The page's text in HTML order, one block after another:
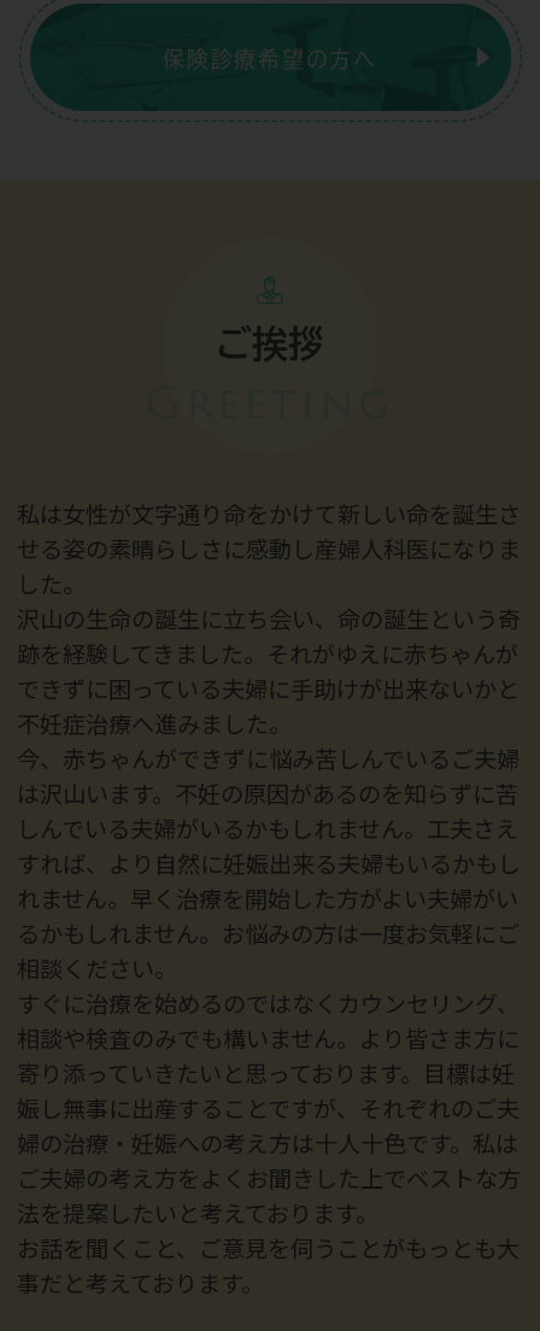
保険診療希望の方へ
ご挨拶
私は女性が文字通り命をかけて新しい命を誕生さ
せる姿の素晴らしさに感動し産婦人科医になりま
した。
沢山の生命の誕生に立ち会い、命の誕生という奇
跡を経験してきました。それがゆえに赤ちゃんが
できずに困っている夫婦に手助けが出来ないかと
不妊症治療へ進みました。
今、赤ちゃんができずに悩み苦しんでいるご夫婦
は沢山います。不妊の原因があるのを知らずに苦
しんでいる夫婦がいるかもしれません。工夫さえ
すれば、より自然に妊娠出来る夫婦もいるかもし
れません。早く治療を開始した方がよい夫婦がい
るかもしれません。お悩みの方は一度お気軽にご
相談ください。
すぐに治療を始めるのではなくカウンセリング、
相談や検査のみでも構いません。より皆さま方に
寄り添っていきたいと思っております。目標は妊
娠し無事に出産することですが、それぞれのご夫
婦の治療・妊娠への考え方は十人十色です。私は
ご夫婦の考え方をよくお聞きした上でベストな方
法を提案したいと考えております。
お話を聞くこと、ご意見を伺うことがもっとも大
事だと考えております。